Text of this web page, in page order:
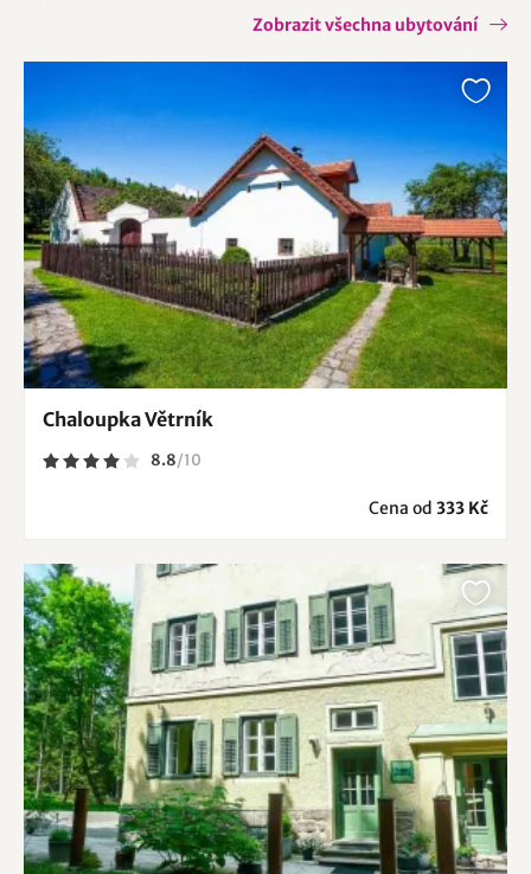
Zobrazit všechna ubytování
Chaloupka Větrník
8.8/10
Cena od 333 Kč